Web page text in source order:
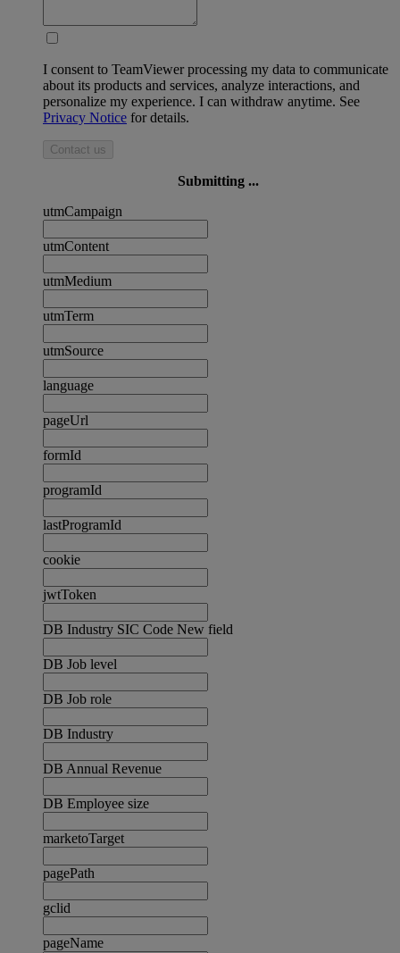
I consent to TeamViewer processing my data to communicate
about its products and services, analyze interactions, and
personalize my experience. I can withdraw anytime. See
Privacy Notice for details.
Contact us
Submitting ...
utmCampaign
utmContent
utmMedium
utmTerm
utmSource
language
pageUrl
formId
programId
lastProgramId
cookie
jwtToken
DB Industry SIC Code New field
DB Job level
DB Job role
DB Industry
DB Annual Revenue
DB Employee size
marketoTarget
pagePath
gclid
pageName